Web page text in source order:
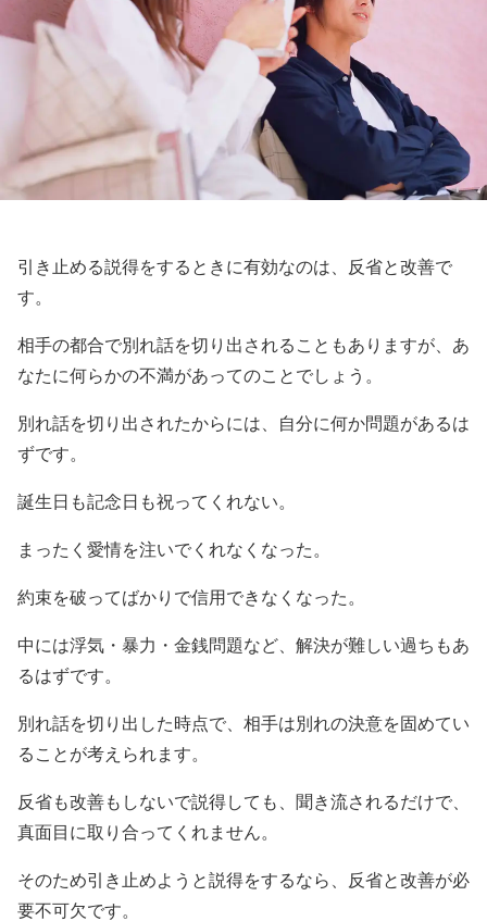
引き止める説得をするときに有効なのは、反省と改善で
す。
相手の都合で別れ話を切り出されることもありますが、あ
なたに何らかの不満があってのことでしょう。
別れ話を切り出されたからには、自分に何か問題があるは
ずです。
誕生日も記念日も祝ってくれない。
まったく愛情を注いでくれなくなった。
約束を破ってばかりで信用できなくなった。
中には浮気・暴力・金銭問題など、解決が難しい過ちもあ
るはずです。
別れ話を切り出した時点で、相手は別れの決意を固めてい
ることが考えられます。
反省も改善もしないで説得しても、聞き流されるだけで、
真面目に取り合ってくれません。
そのため引き止めようと説得をするなら、反省と改善が必
要不可欠です。